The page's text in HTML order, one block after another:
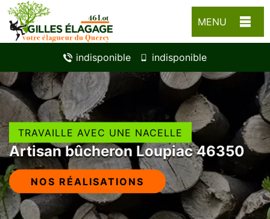
MENU
indisponible indisponible
TRAVAILLE AVEC UNE NACELLE
Artisan bûcheron Loupiac 46350
NOS RÉALISATIONS